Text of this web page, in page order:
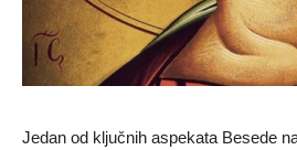
Jedan od ključnih aspekata Besede